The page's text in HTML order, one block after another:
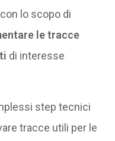
lo scopo di
le tracce
di interesse
step tecnici
tracce utili per le